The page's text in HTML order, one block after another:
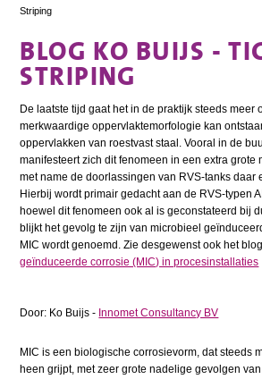
Striping
BLOG KO BUIJS -
STRIPING
De laatste tijd gaat het in de praktijk steeds meer
merkwaardige oppervlaktemorfologie kan
oppervlakken van roestvast staal. Vooral in de
manifesteert zich dit fenomeen in een extra grote
met name de doorlassingen van RVS-tanks daar
Hierbij wordt primair gedacht aan de RVS-typen
hoewel dit fenomeen ook al is geconstateerd bij
blijkt het gevolg te zijn van microbieel
MIC wordt genoemd. Zie desgewenst ook het
geïnduceerde corrosie (MIC) in procesinstallaties
Door: Ko Buijs - Innomet Consultancy BV
MIC is een biologische corrosievorm, dat steeds
heen grijpt, met zeer grote nadelige gevolgen